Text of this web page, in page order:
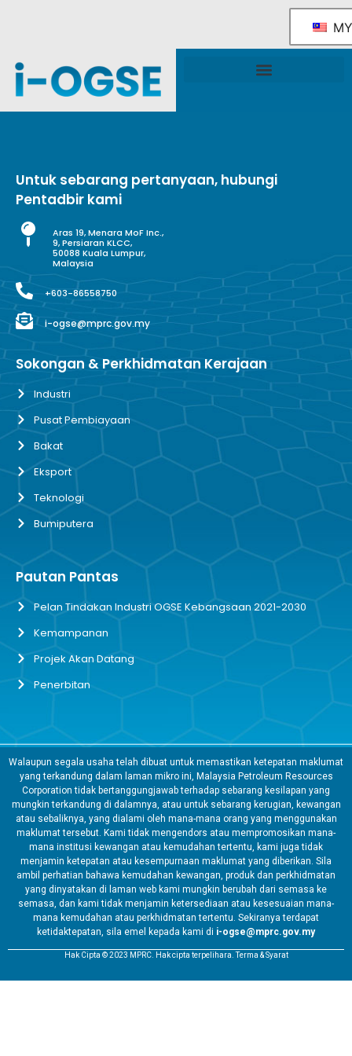
MY
Untuk sebarang pertanyaan, hubungi
Pentadbir kami
Aras 19, Menara MoF Inc.,
9, Persiaran KLCC,
50088 Kuala Lumpur,
Malaysia
+603-86558750
i-ogse@mprc.gov.my
Sokongan & Perkhidmatan Kerajaan
Industri
Pusat Pembiayaan
Bakat
Eksport
Teknologi
Bumiputera
Pautan Pantas
Pelan Tindakan Industri OGSE Kebangsaan 2021-2030
Kemampanan
Projek Akan Datang
Penerbitan
Walaupun segala usaha telah dibuat untuk memastikan ketepatan maklumat
yang terkandung dalam laman mikro ini, Malaysia Petroleum Resources
Corporation tidak bertanggungjawab terhadap sebarang kesilapan yang
mungkin terkandung di dalamnya, atau untuk sebarang kerugian, kewangan
atau sebaliknya, yang dialami oleh mana-mana orang yang menggunakan
maklumat tersebut. Kami tidak mengendors atau mempromosikan mana-
mana institusi kewangan atau kemudahan tertentu, kami juga tidak
menjamin ketepatan atau kesempurnaan maklumat yang diberikan. Sila
ambil perhatian bahawa kemudahan kewangan, produk dan perkhidmatan
yang dinyatakan di laman web kami mungkin berubah dari semasa ke
semasa, dan kami tidak menjamin ketersediaan atau kesesuaian mana-
mana kemudahan atau perkhidmatan tertentu. Sekiranya terdapat
ketidaktepatan, sila emel kepada kami di i-ogse@mprc.gov.my
Hak Cipta © 2023 MPRC. Hak cipta terpelihara. Terma & Syarat